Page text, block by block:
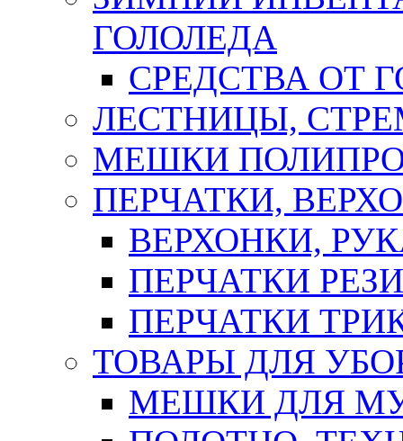
ГОЛОЛЕДА
СРЕДСТВА ОТ
ЛЕСТНИЦЫ,
МЕШКИ
ПЕРЧАТКИ,
ВЕРХОНКИ,
ПЕРЧАТКИ
ПЕРЧАТКИ
ТОВАРЫ ДЛЯ
МЕШКИ ДЛЯ